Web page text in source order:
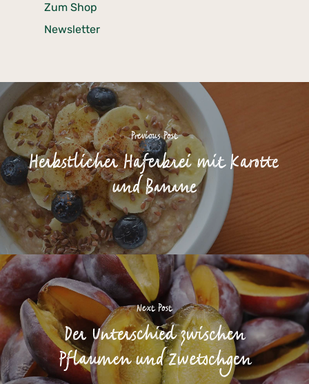
Zum Shop
Newsletter
Previous Post
Herbstlicher Haferbrei mit Karotte
und Banane
Next Post
Der Unterschied zwischen
Pflaumen und Zwetschgen